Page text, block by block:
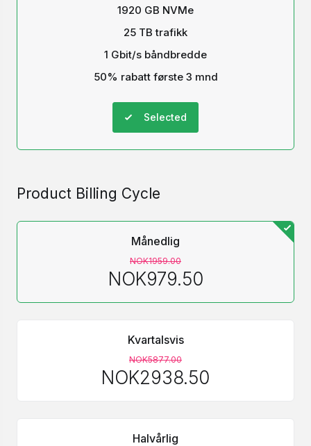
1920 GB NVMe
25 TB trafikk
1 Gbit/s båndbredde
50% rabatt første 3 mnd
Selected
Product Billing Cycle
Månedlig
NOK1959.00
NOK979.50
Kvartalsvis
NOK5877.00
NOK2938.50
Halvårlig